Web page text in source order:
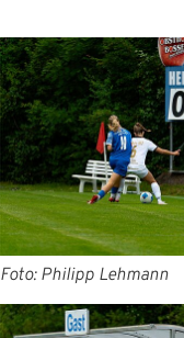
Foto: Philipp Lehmann